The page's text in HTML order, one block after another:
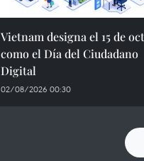
Vietnam designa el 15 de
como el Día del Ciudadano
Digital
02/08/2026 00:30